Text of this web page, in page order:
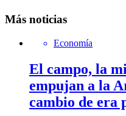
Más noticias
Economía
El campo, la
empujan a la
cambio de era